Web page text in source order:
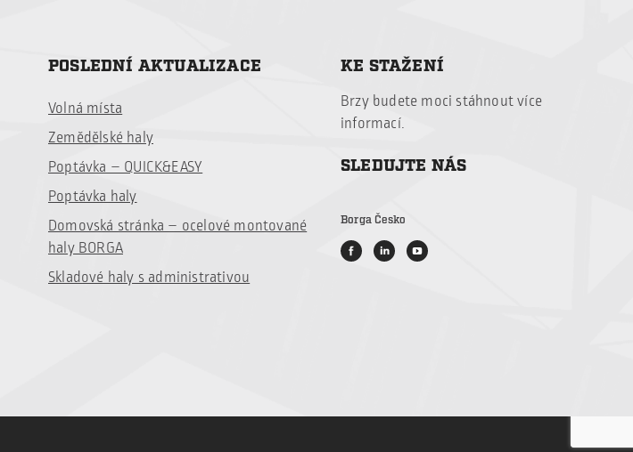
POSLEDNÍ AKTUALIZACE
Volná místa
Zemědělské haly
Poptávka – QUICK&EASY
Poptávka haly
Domovská stránka – ocelové montované
haly BORGA
Skladové haly s administrativou
KE STAŽENÍ
Brzy budete moci stáhnoutvíce
informací.
SLEDUJTE NÁS
Borga Česko